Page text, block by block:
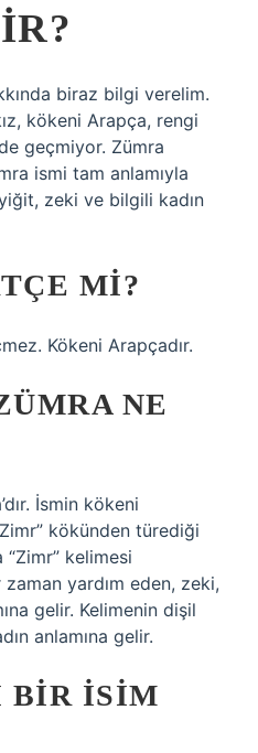
biraz bilgi verelim.
kökeni Arapça, rengi
geçmiyor. Zümra
ismi tam anlamıyla
zeki ve bilgili kadın
MI?
Kökeni Arapçadır.
NE
İsmin kökeni
kökünden türediği
kelimesi
yardım eden, zeki,
gelir. Kelimenin dişil
anlamına gelir.
BIR ISIM